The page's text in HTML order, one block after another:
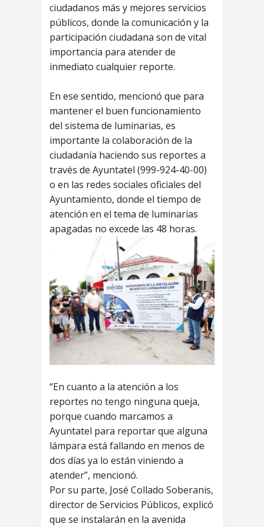
ciudadanos más y mejores servicios
públicos, donde la comunicación y la
participación ciudadana son de vital
importancia para atender de
inmediato cualquier reporte.
En ese sentido, mencionó que para
mantener el buen funcionamiento
del sistema de luminarias, es
importante la colaboración de la
ciudadanía haciendo sus reportes a
través de Ayuntatel (999-924-40-00)
o en las redes sociales oficiales del
Ayuntamiento, donde el tiempo de
atención en el tema de luminarias
apagadas no excede las 48 horas.
“En cuanto a la atención a los
reportes no tengo ninguna queja,
porque cuando marcamos a
Ayuntatel para reportar que alguna
lámpara está fallando en menos de
dos días ya lo están viniendo a
atender”, mencionó.
Por su parte, José Collado Soberanis,
director de Servicios Públicos, explicó
que se instalarán en la avenida